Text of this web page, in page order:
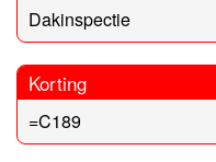
Dakinspectie
Korting
=C189